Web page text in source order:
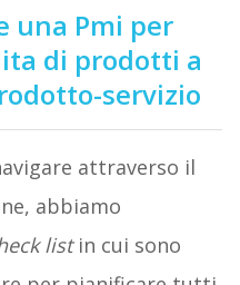
una Pmi per
di prodotti a
servizio
attraverso il
abbiamo
listin cui sono